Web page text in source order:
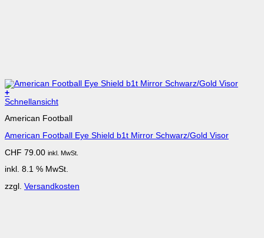
+
Schnellansicht
American Football
American Football Eye Shield b1t Mirror Schwarz/Gold Visor
CHF 79.00 inkl. MwSt.
inkl. 8.1 % MwSt.
zzgl. Versandkosten